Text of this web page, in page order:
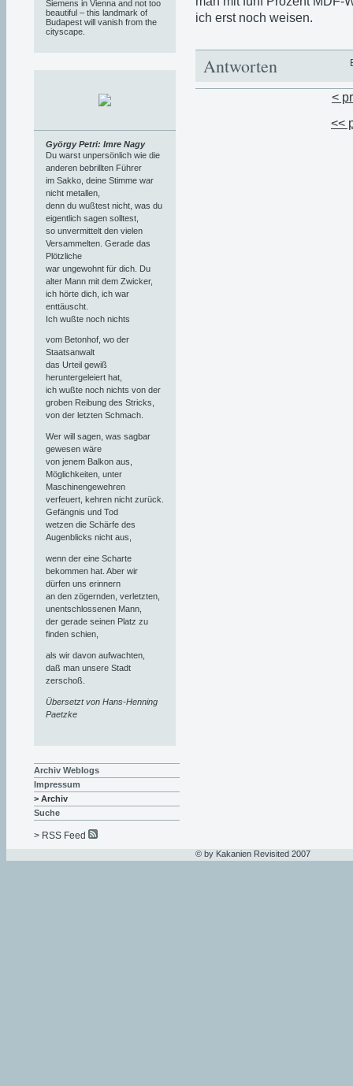
ich erst noch weisen.
Antworten
<
<<
Siemens in Vienna and not too
beautiful – this landmark of
Budapest will vanish from the
cityscape.
György Petri: Imre Nagy
Du warst unpersönlich wie die
anderen bebrillten Führer
im Sakko, deine Stimme war
nicht metallen,
denn du wußtest nicht, was du
eigentlich sagen solltest,
so unvermittelt den vielen
Versammelten. Gerade das
Plötzliche
war ungewohnt für dich. Du
alter Mann mit dem Zwicker,
ich hörte dich, ich war
enttäuscht.
Ich wußte noch nichts
vom Betonhof, wo der
Staatsanwalt
das Urteil gewiß
heruntergeleiert hat,
ich wußte noch nichts von der
groben Reibung des Stricks,
von der letzten Schmach.
Wer will sagen, was sagbar
gewesen wäre
von jenem Balkon aus,
Möglichkeiten, unter
Maschinengewehren
verfeuert, kehren nicht zurück.
Gefängnis und Tod
wetzen die Schärfe des
Augenblicks nicht aus,
wenn der eine Scharte
bekommen hat. Aber wir
dürfen uns erinnern
an den zögernden, verletzten,
unentschlossenen Mann,
der gerade seinen Platz zu
finden schien,
als wir davon aufwachten,
daß man unsere Stadt
zerschoß.
Übersetzt von Hans-Henning
Paetzke
Archiv Weblogs
Impressum
> Archiv
Suche
> RSS Feed
© by Kakanien Revisited 2007